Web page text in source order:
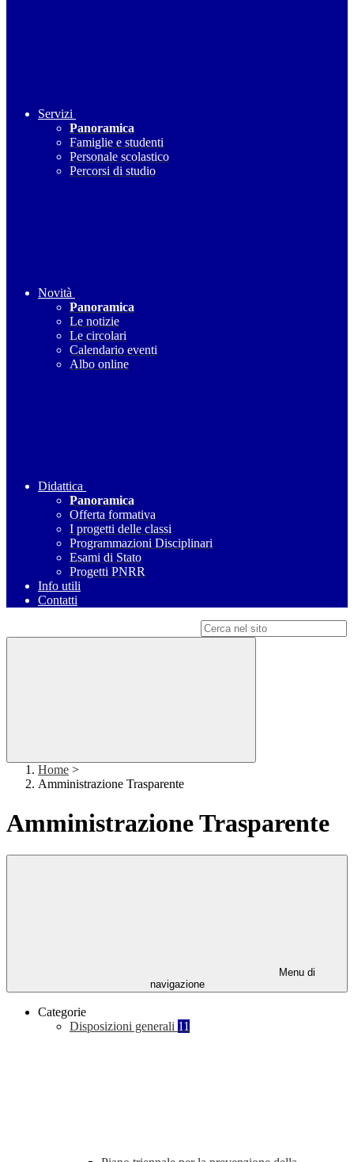
Servizi
Panoramica
Famiglie e studenti
Personale scolastico
Percorsi di studio
Novità
Panoramica
Le notizie
Le circolari
Calendario eventi
Albo online
Didattica
Panoramica
Offerta formativa
I progetti delle classi
Programmazioni Disciplinari
Esami di Stato
Progetti PNRR
Info utili
Contatti
Home >
Amministrazione Trasparente
Amministrazione Trasparente
Menu di
navigazione
Categorie
Disposizioni generali 11